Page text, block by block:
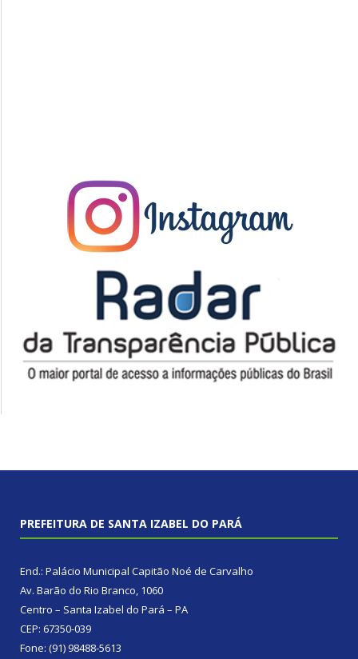
PREFEITURA DE SANTA IZABEL DO PARÁ
End.: Palácio Municipal Capitão Noé de Carvalho
Av. Barão do Rio Branco, 1060
Centro – Santa Izabel do Pará – PA
CEP: 67350-039
Fone: (91) 98488-5613